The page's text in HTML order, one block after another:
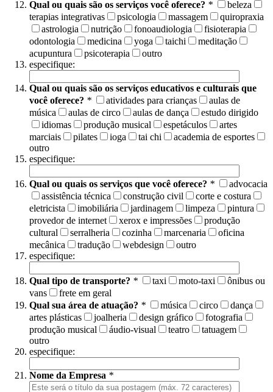
Qual ou quais são os serviços você oferece? *
beleza
terapias integrativas
psicologia massagem
quiropraxia
astrologia
nutrição fonoaudiologia
fisioterapia
odontologia
medicina yoga taichi
meditação
acupuntura
psicoterapia
outro
especifique:
Qual ou quais são os serviços educativos e culturais que
você oferece? * atividades para crianças
aulas de
música
aulas de circo aulas de dança
estudo dirigido
idiomas
produção musical espetáculos
artes
marciais
pilates ioga tai chi
academia de esportes
outro
especifique:
Qual ou quais os serviços que você oferece? *
advocacia
assistência técnica
construção civil
corte e costura
eletricista
imobiliária jardinagem limpeza
pintura
provedor de internet
xerox e impressões
produção
cultural
serralheria cozinha marcenaria
oficina
mecânica
tradução webdesign
outro
especifique:
Qual tipo de transporte? * taxi moto-taxi
ônibus ou
vans
frete em geral
Qual sua área de atuação? * música circo
dança
artes plásticas
joalheria design gráfico
fotografia
produção musical
áudio-visual teatro
tatuagem
outro
especifique:
Nome da Empresa *